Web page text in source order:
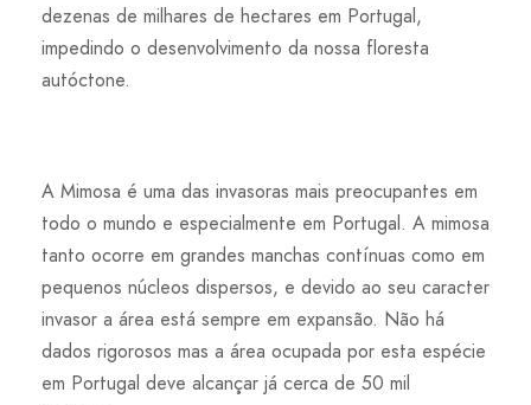
dezenas de milhares de hectares em Portugal,
impedindo o desenvolvimento da nossa floresta
autóctone.
A Mimosa é uma das invasoras mais preocupantes em
todo o mundo e especialmente em Portugal. A mimosa
tanto ocorre em grandes manchas contínuas como em
pequenos núcleos dispersos, e devido ao seu caracter
invasor a área está sempre em expansão. Não há
dados rigorosos mas a área ocupada por esta espécie
em Portugal deve alcançar já cerca de 50 mil